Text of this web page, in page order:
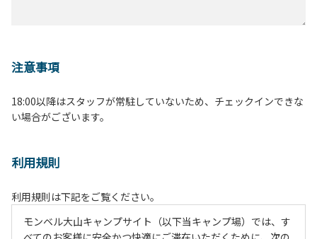
注意事項
18:00以降はスタッフが常駐していないため、チェックインできな
い場合がございます。
利用規則
利用規則は下記をご覧ください。
モンベル大山キャンプサイト（以下当キャンプ場）では、す